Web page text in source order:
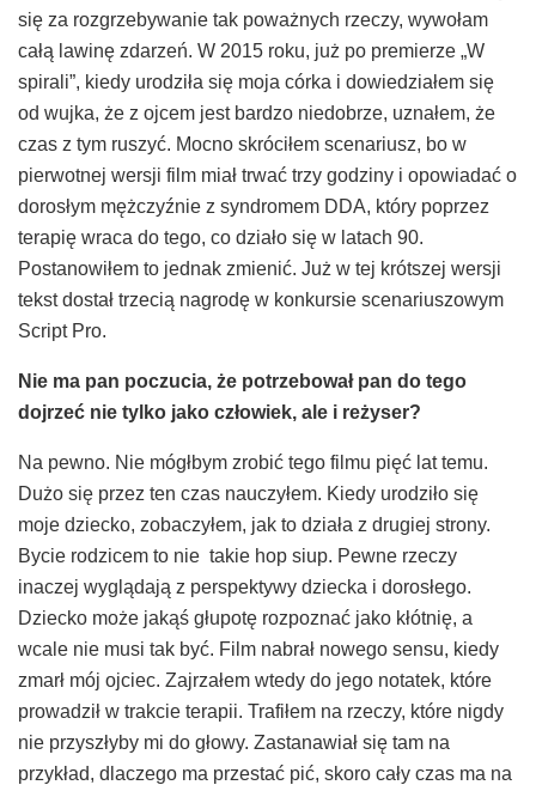
się za rozgrzebywanie tak poważnych rzeczy, wywołam
całą lawinę zdarzeń. W 2015 roku, już po premierze „W
spirali”, kiedy urodziła się moja córka i dowiedziałem się
od wujka, że z ojcem jest bardzo niedobrze, uznałem, że
czas z tym ruszyć. Mocno skróciłem scenariusz, bo w
pierwotnej wersji film miał trwać trzy godziny i opowiadać o
dorosłym mężczyźnie z syndromem DDA, który poprzez
terapię wraca do tego, co działo się w latach 90.
Postanowiłem to jednak zmienić. Już w tej krótszej wersji
tekst dostał trzecią nagrodę w konkursie scenariuszowym
Script Pro.
Nie ma pan poczucia, że potrzebował pan do tego
dojrzeć nie tylko jako człowiek, ale i reżyser?
Na pewno. Nie mógłbym zrobić tego filmu pięć lat temu.
Dużo się przez ten czas nauczyłem. Kiedy urodziło się
moje dziecko, zobaczyłem, jak to działa z drugiej strony.
Bycie rodzicem to nie takie hop siup. Pewne rzeczy
inaczej wyglądają z perspektywy dziecka i dorosłego.
Dziecko może jakąś głupotę rozpoznać jako kłótnię, a
wcale nie musi tak być. Film nabrał nowego sensu, kiedy
zmarł mój ojciec. Zajrzałem wtedy do jego notatek, które
prowadził w trakcie terapii. Trafiłem na rzeczy, które nigdy
nie przyszłyby mi do głowy. Zastanawiał się tam na
przykład, dlaczego ma przestać pić, skoro cały czas ma na